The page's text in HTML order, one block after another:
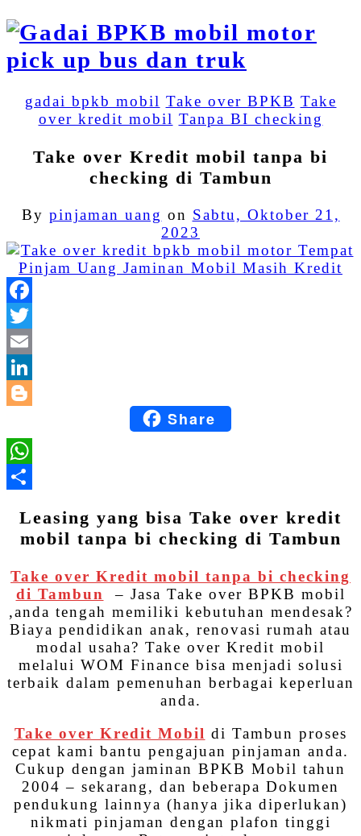
gadai bpkb mobil Take over BPKB Take
over kredit mobil Tanpa BI checking
Take over Kredit mobil tanpa bi
checking di Tambun
By pinjaman uang on Sabtu, Oktober 21,
2023
BloggerShare
Leasing yang bisa Take over kredit
mobil tanpa bi checking di Tambun
Take over Kredit mobil tanpa bi checking
di Tambun
– Jasa Take over BPKB mobil
,anda tengah memiliki kebutuhan mendesak?
Biaya pendidikan anak, renovasi rumah atau
modal usaha? Take over Kredit mobil
melalui WOM Finance bisa menjadi solusi
terbaik dalam pemenuhan berbagai keperluan
anda.
Take over Kredit Mobil di Tambun proses
cepat kami bantu pengajuan pinjaman anda.
Cukup dengan jaminan BPKB Mobil tahun
2004 – sekarang, dan beberapa Dokumen
pendukung lainnya (hanya jika diperlukan)
nikmati pinjaman dengan plafon tinggi